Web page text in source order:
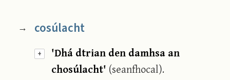
+
→ cosúlacht
'Dhá dtrian den damhsa an
chosúlacht' (seanfhocal).